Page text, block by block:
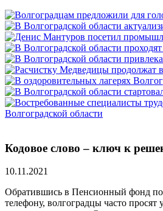
Волгоградской области
Кодовое слово – ключ к
10.11.2021
Обратившись в Пенсионный фонд по
телефону, волгоградцы часто